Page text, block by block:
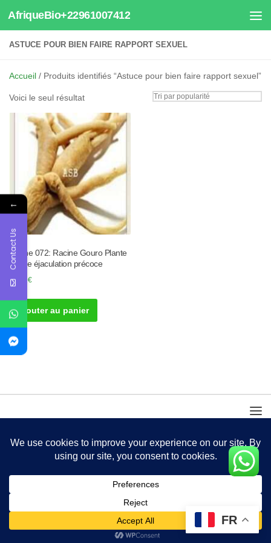
Au dessous du contenu
AfriqueBio+22961007412
ASTUCE POUR BIEN FAIRE RAPPORT SEXUEL
Accueil / Produits identifiés “Astuce pour bien faire rapport sexuel”
Voici le seul résultat
Tisane 072: Racine Gouro Plante
contre éjaculation précoce
20.00€
Ajouter au panier
FR
←
Contact Us